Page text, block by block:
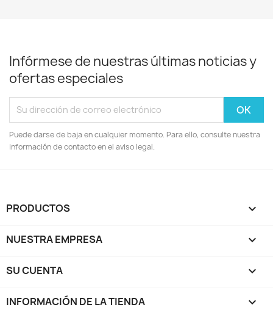
Infórmese de nuestras últimas noticias y
ofertas especiales
Puede darse de baja en cualquier momento. Para ello, consulte nuestra
información de contacto en el aviso legal.
PRODUCTOS 
NUESTRA EMPRESA 
SU CUENTA 
INFORMACIÓN DE LA TIENDA keyboard_arrow_down